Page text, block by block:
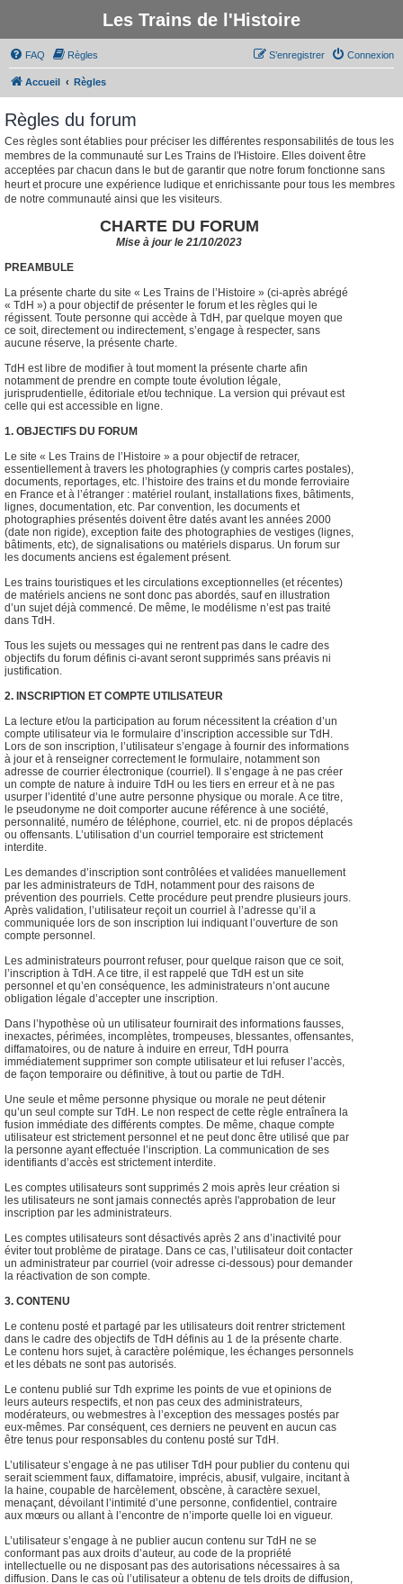
Les Trains de l'Histoire
FAQ Règles Connexion
S’enregistrer
Accueil Règles
Règles du forum
Ces règles sont établies pour préciser les différentes responsabilités de tous les
membres de la communauté sur Les Trains de l'Histoire. Elles doivent être
acceptées par chacun dans le but de garantir que notre forum fonctionne sans
heurt et procure une expérience ludique et enrichissante pour tous les membres
de notre communauté ainsi que les visiteurs.
CHARTE DU FORUM
Mise à jour le 21/10/2023
PREAMBULE
La présente charte du site « Les Trains de l’Histoire » (ci-après abrégé
« TdH ») a pour objectif de présenter le forum et les règles qui le
régissent. Toute personne qui accède à TdH, par quelque moyen que
ce soit, directement ou indirectement, s’engage à respecter, sans
aucune réserve, la présente charte.
TdH est libre de modifier à tout moment la présente charte afin
notamment de prendre en compte toute évolution légale,
jurisprudentielle, éditoriale et/ou technique. La version qui prévaut est
celle qui est accessible en ligne.
1. OBJECTIFS DU FORUM
Le site « Les Trains de l’Histoire » a pour objectif de retracer,
essentiellement à travers les photographies (y compris cartes postales),
documents, reportages, etc. l’histoire des trains et du monde ferroviaire
en France et à l’étranger : matériel roulant, installations fixes, bâtiments,
lignes, documentation, etc. Par convention, les documents et
photographies présentés doivent être datés avant les années 2000
(date non rigide), exception faite des photographies de vestiges (lignes,
bâtiments, etc), de signalisations ou matériels disparus. Un forum sur
les documents anciens est également présent.
Les trains touristiques et les circulations exceptionnelles (et récentes)
de matériels anciens ne sont donc pas abordés, sauf en illustration
d’un sujet déjà commencé. De même, le modélisme n’est pas traité
dans TdH.
Tous les sujets ou messages qui ne rentrent pas dans le cadre des
objectifs du forum définis ci-avant seront supprimés sans préavis ni
justification.
2. INSCRIPTION ET COMPTE UTILISATEUR
La lecture et/ou la participation au forum nécessitent la création d’un
compte utilisateur via le formulaire d’inscription accessible sur TdH.
Lors de son inscription, l’utilisateur s’engage à fournir des informations
à jour et à renseigner correctement le formulaire, notamment son
adresse de courrier électronique (courriel). Il s’engage à ne pas créer
un compte de nature à induire TdH ou les tiers en erreur et à ne pas
usurper l’identité d’une autre personne physique ou morale. A ce titre,
le pseudonyme ne doit comporter aucune référence à une société,
personnalité, numéro de téléphone, courriel, etc. ni de propos déplacés
ou offensants. L’utilisation d’un courriel temporaire est strictement
interdite.
Les demandes d’inscription sont contrôlées et validées manuellement
par les administrateurs de TdH, notamment pour des raisons de
prévention des pourriels. Cette procédure peut prendre plusieurs jours.
Après validation, l’utilisateur reçoit un courriel à l’adresse qu’il a
communiquée lors de son inscription lui indiquant l’ouverture de son
compte personnel.
Les administrateurs pourront refuser, pour quelque raison que ce soit,
l’inscription à TdH. A ce titre, il est rappelé que TdH est un site
personnel et qu’en conséquence, les administrateurs n’ont aucune
obligation légale d’accepter une inscription.
Dans l’hypothèse où un utilisateur fournirait des informations fausses,
inexactes, périmées, incomplètes, trompeuses, blessantes, offensantes,
diffamatoires, ou de nature à induire en erreur, TdH pourra
immédiatement supprimer son compte utilisateur et lui refuser l’accès,
de façon temporaire ou définitive, à tout ou partie de TdH.
Une seule et même personne physique ou morale ne peut détenir
qu’un seul compte sur TdH. Le non respect de cette règle entraînera la
fusion immédiate des différents comptes. De même, chaque compte
utilisateur est strictement personnel et ne peut donc être utilisé que par
la personne ayant effectuée l’inscription. La communication de ses
identifiants d’accès est strictement interdite.
Les comptes utilisateurs sont supprimés 2 mois après leur création si
les utilisateurs ne sont jamais connectés après l'approbation de leur
inscription par les administrateurs.
Les comptes utilisateurs sont désactivés après 2 ans d’inactivité pour
éviter tout problème de piratage. Dans ce cas, l’utilisateur doit contacter
un administrateur par courriel (voir adresse ci-dessous) pour demander
la réactivation de son compte.
3. CONTENU
Le contenu posté et partagé par les utilisateurs doit rentrer strictement
dans le cadre des objectifs de TdH définis au 1 de la présente charte.
Le contenu hors sujet, à caractère polémique, les échanges personnels
et les débats ne sont pas autorisés.
Le contenu publié sur Tdh exprime les points de vue et opinions de
leurs auteurs respectifs, et non pas ceux des administrateurs,
modérateurs, ou webmestres à l’exception des messages postés par
eux-mêmes. Par conséquent, ces derniers ne peuvent en aucun cas
être tenus pour responsables du contenu posté sur TdH.
L’utilisateur s’engage à ne pas utiliser TdH pour publier du contenu qui
serait sciemment faux, diffamatoire, imprécis, abusif, vulgaire, incitant à
la haine, coupable de harcèlement, obscène, à caractère sexuel,
menaçant, dévoilant l’intimité d’une personne, confidentiel, contraire
aux mœurs ou allant à l’encontre de n’importe quelle loi en vigueur.
L’utilisateur s’engage à ne publier aucun contenu sur TdH ne se
conformant pas aux droits d’auteur, au code de la propriété
intellectuelle ou ne disposant pas des autorisations nécessaires à sa
diffusion. Dans le cas où l’utilisateur a obtenu de tels droits de diffusion,